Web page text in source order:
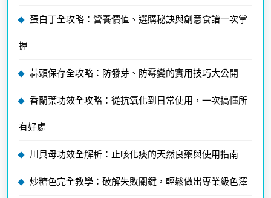
蛋白丁全攻略：營養價值、選購秘訣與創意食譜一次掌
握
蒜頭保存全攻略：防發芽、防霉變的實用技巧大公開
香蘭葉功效全攻略：從抗氧化到日常使用，一次搞懂所
有好處
川貝母功效全解析：止咳化痰的天然良藥與使用指南
炒糖色完全教學：破解失敗關鍵，輕鬆做出專業級色澤